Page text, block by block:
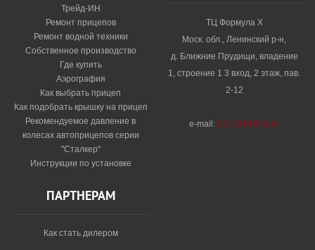
Трейд-ИН
Ремонт прицепов
Ремонт водной техники
Собственное производство
Где купить
Аэрография
Как выбрать прицеп
Как подобрать крышку на прицеп
Рекомендуемое давление в
колесах автоприцепов серии
"Сталкер"​
Инструкции по установке
ПАРТНЕРАМ
Как стать дилером
ТЦ Формула Х
Моск. обл., Ленинский р-н,
д. Ближние Прудищи, владение
1, строение 1 3 вход, 2 этаж, пав.
2-12
e-mail: 2210018@bk.ru